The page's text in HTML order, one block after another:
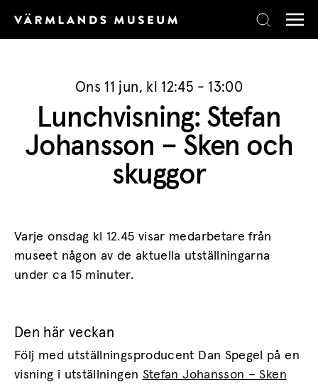
Ons 11 jun, kl 12:45 - 13:00
Lunchvisning: Stefan
Johansson – Sken och
skuggor
Varje onsdag kl 12.45 visar medarbetare från
museet någon av de aktuella utställningarna
under ca 15 minuter.
Den här veckan
Följ med utställningsproducent Dan Spegel på en
visning i utställningen Stefan Johansson – Sken